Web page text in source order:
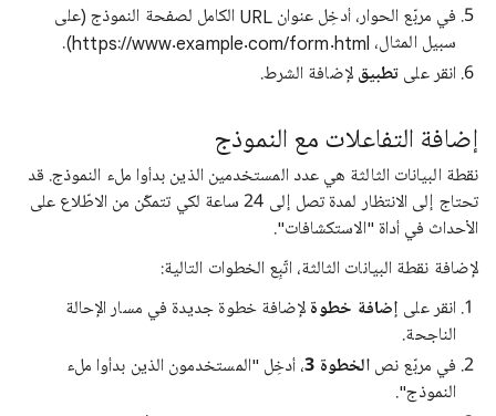
في مربّع الحوار، أدخِل عنوان URL الكامل لصفحة النموذج (على
سبيل المثال، https://www.example.com/form.html).
انقر على تطبيق لإضافة الشرط.
إضافة التفاعلات مع النموذج
نقطة البيانات الثالثة هي عدد المستخدمين الذين بدأوا ملء النموذج. قد
تحتاج إلى الانتظار لمدة تصل إلى 24 ساعة لكي تتمكّن من الاطّلاع على
الأحداث في أداة "الاستكشافات".
لإضافة نقطة البيانات الثالثة، اتّبِع الخطوات التالية:
انقر على إضافة خطوة لإضافة خطوة جديدة في مسار الإحالة
الناجحة.
في مربّع نص الخطوة 3
، أدخِل "المستخدمون الذين بدأوا ملء
النموذج".